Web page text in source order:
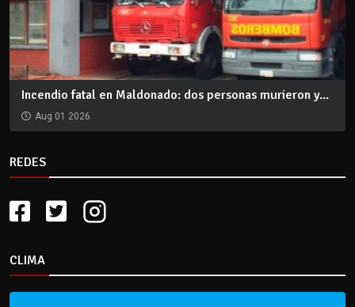
Incendio fatal en Maldonado: dos personas murieron y...
Aug 01 2026
REDES
CLIMA